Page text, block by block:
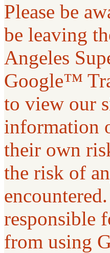
Please be
be leaving
Angeles
Google™
to view our
information
their own
the risk of
responsible
from using